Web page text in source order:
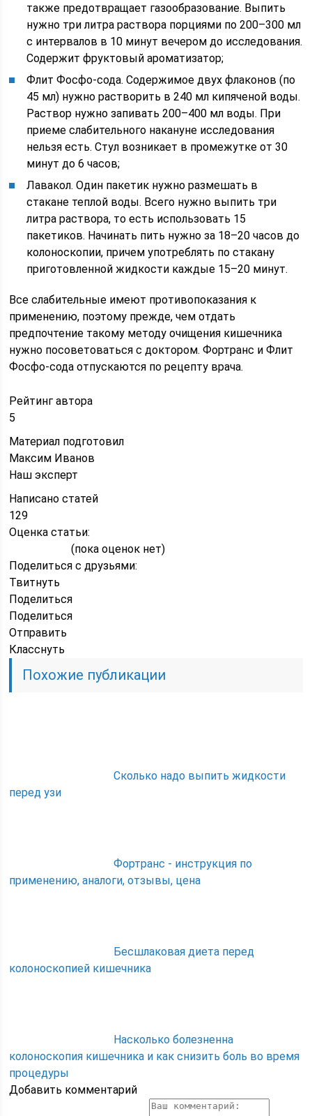
также предотвращает газообразование. Выпить
нужно три литра раствора порциями по 200–300 мл
с интервалов в 10 минут вечером до исследования.
Содержит фруктовый ароматизатор;
Флит Фосфо-сода. Содержимое двух флаконов (по
45 мл) нужно растворить в 240 мл кипяченой воды.
Раствор нужно запивать 200–400 мл воды. При
приеме слабительного накануне исследования
нельзя есть. Стул возникает в промежутке от 30
минут до 6 часов;
Лавакол. Один пакетик нужно размешать в
стакане теплой воды. Всего нужно выпить три
литра раствора, то есть использовать 15
пакетиков. Начинать пить нужно за 18–20 часов до
колоноскопии, причем употреблять по стакану
приготовленной жидкости каждые 15–20 минут.
Все слабительные имеют противопоказания к
применению, поэтому прежде, чем отдать
предпочтение такому методу очищения кишечника
нужно посоветоваться с доктором. Фортранс и Флит
Фосфо-сода отпускаются по рецепту врача.
Рейтинг автора
5
Материал подготовил
Максим Иванов
Наш эксперт
Написано статей
129
Оценка статьи:
(пока оценок нет)
Поделиться с друзьями:
Твитнуть
Поделиться
Поделиться
Отправить
Класснуть
Похожие публикации
Сколько надо выпить жидкости
перед узи
Фортранс - инструкция по
применению, аналоги, отзывы, цена
Бесшлаковая диета перед
колоноскопией кишечника
Насколько болезненна
колоноскопия кишечника и как снизить боль во время
процедуры
Добавить комментарий